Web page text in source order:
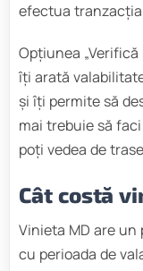
efectua
Opțiunea „Verifică
îți arată
și îți permite să
mai trebuie să
poți vedea de
Cât costă
Vinieta MD are
cu perioada de